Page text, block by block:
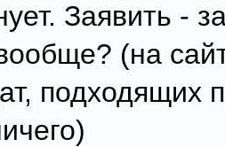
Заявить -
(на
подходящих